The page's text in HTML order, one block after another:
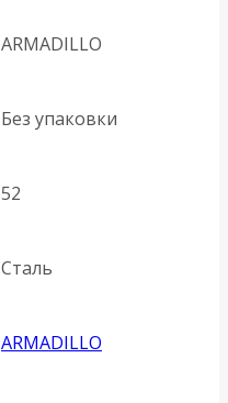
ARMADILLO
Без упаковки
52
Сталь
ARMADILLO